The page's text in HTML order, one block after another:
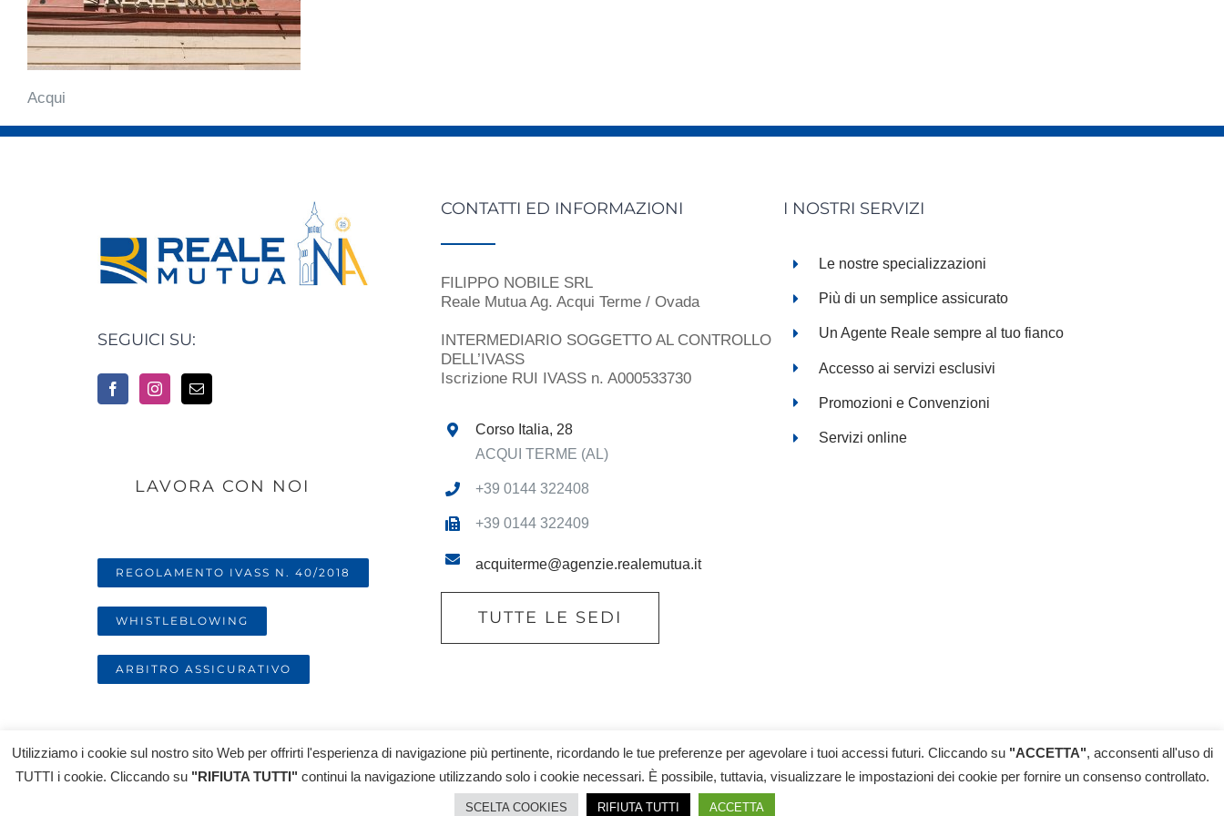
Acqui
SEGUICI SU:
LAVORA CON NOI
REGOLAMENTO IVASS N. 40/2018
WHISTLEBLOWING
ARBITRO ASSICURATIVO
CONTATTI ED INFORMAZIONI
FILIPPO NOBILE SRL
Reale Mutua Ag. Acqui Terme / Ovada
INTERMEDIARIO SOGGETTO AL CONTROLLO
DELL’IVASS
Iscrizione RUI IVASS n. A000533730
Corso Italia, 28
ACQUI TERME (AL)
+39 0144 322408
+39 0144 322409
acquiterme@agenzie.realemutua.it
TUTTE LE SEDI
I NOSTRI SERVIZI
Le nostre specializzazioni
Più di un semplice assicurato
Un Agente Reale sempre al tuo fianco
Accesso ai servizi esclusivi
Promozioni e Convenzioni
Servizi online
© Copyright 2018-2026 FILIPPO NOBILE SRL - All Rights Reserved | P.IVA: 02485240069 |Informativa Privacy|Cookie Policy|Reclami| filippo.nobilesrl@pec.agentireale.it |
Ricerca nel RUI (Registro Unico degli Intermediari assicurativi e riassicurativi)
Utilizziamo i cookie sul nostro sito Web per offrirti l'esperienza di navigazione più pertinente, ricordando le tue preferenze per agevolare i tuoi accessi futuri. Cliccando su "ACCETTA", acconsenti all'uso di
TUTTI i cookie. Cliccando su "RIFIUTA TUTTI" continui la navigazione utilizzando solo i cookie necessari. È possibile, tuttavia, visualizzare le impostazioni dei cookie per fornire un consenso controllato.
SCELTA COOKIES RIFIUTA TUTTI ACCETTA